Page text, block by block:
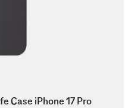
Case iPhone 17 Pro